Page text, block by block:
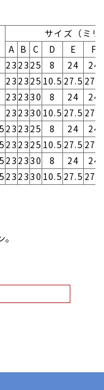
サイズ（ミリ
A B C D E
F
23 23 25 8 24
24
23 23 25 10.5 27.5 27.5
23 2330 8 24
24
23 2330 10.5 27.5 27.5
23 23 25 8 24
24
23 23 25 10.5 27.5 27.5
23 2330 8 24
24
23 2330 10.5 27.5 27.5